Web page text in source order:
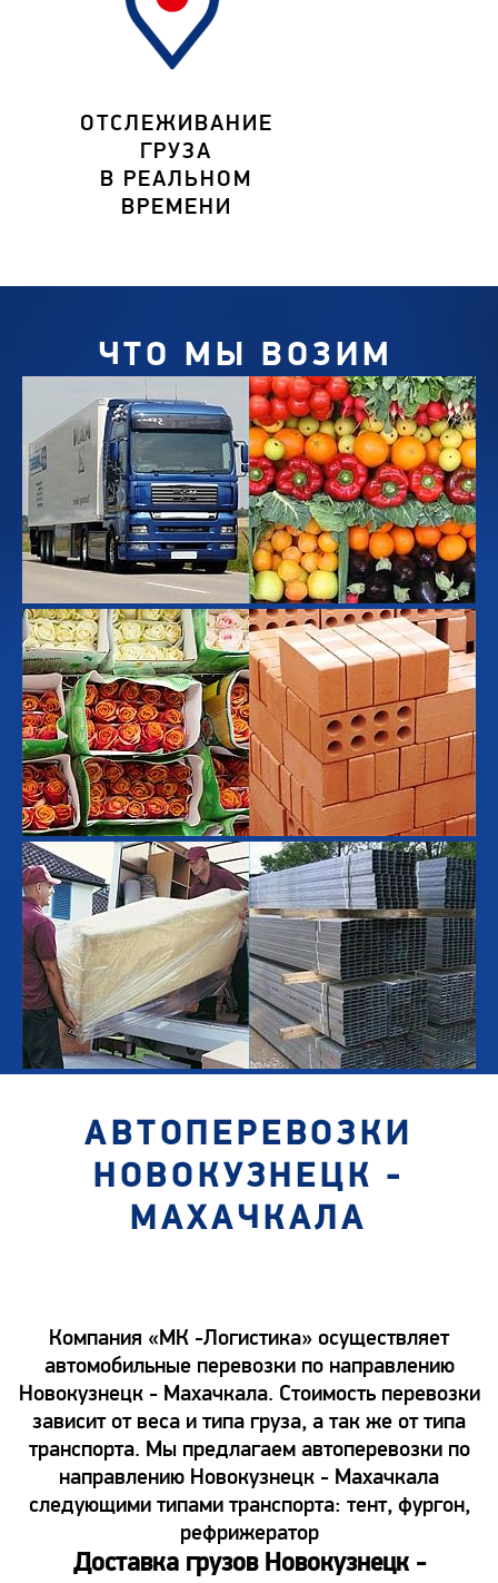
ОТСЛЕЖИВАНИЕ
ГРУЗА
В РЕАЛЬНОМ
ВРЕМЕНИ
ЧТО МЫ ВОЗИМ
АВТОПЕРЕВОЗКИ
НОВОКУЗНЕЦК -
МАХАЧКАЛА
Компания «МК -Логистика» осуществляет
автомобильные перевозки по направлению
Новокузнецк - Махачкала. Стоимость перевозки
зависит от веса и типа груза, а так же от типа
транспорта. Мы предлагаем автоперевозки по
направлению Новокузнецк - Махачкала
следующими типами транспорта: тент, фургон,
рефрижератор
Доставка грузов Новокузнецк -